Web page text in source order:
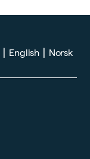
| English | Norsk